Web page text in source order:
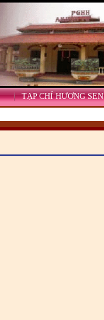
TẠP CHÍ HƯƠNG SEN